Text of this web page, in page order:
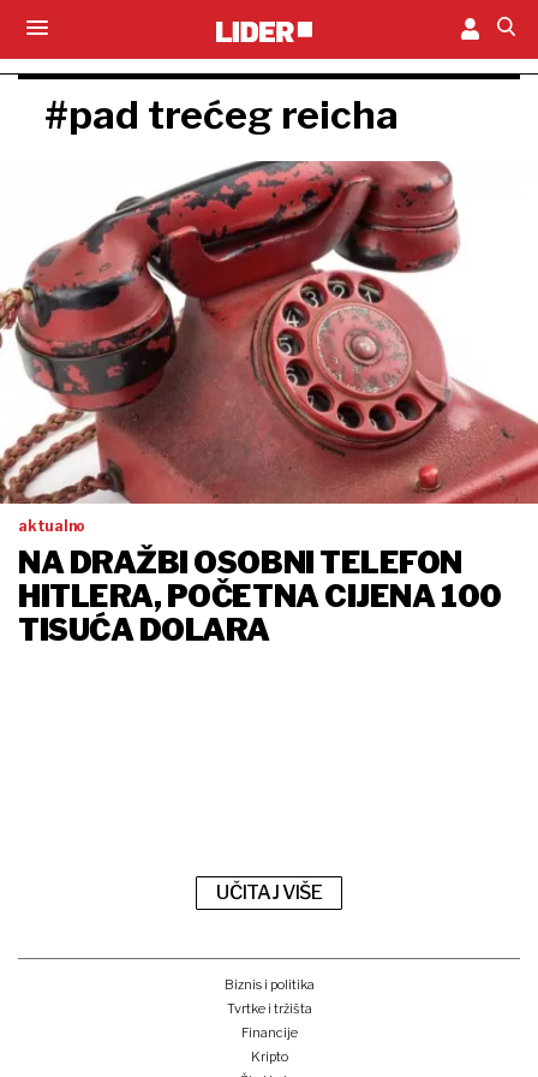
#pad trećeg reicha
aktualno
NA DRAŽBI OSOBNI TELEFON
HITLERA, POČETNA CIJENA 100
TISUĆA DOLARA
UČITAJ VIŠE
Biznis i politika
Tvrtke i tržišta
Financije
Kripto